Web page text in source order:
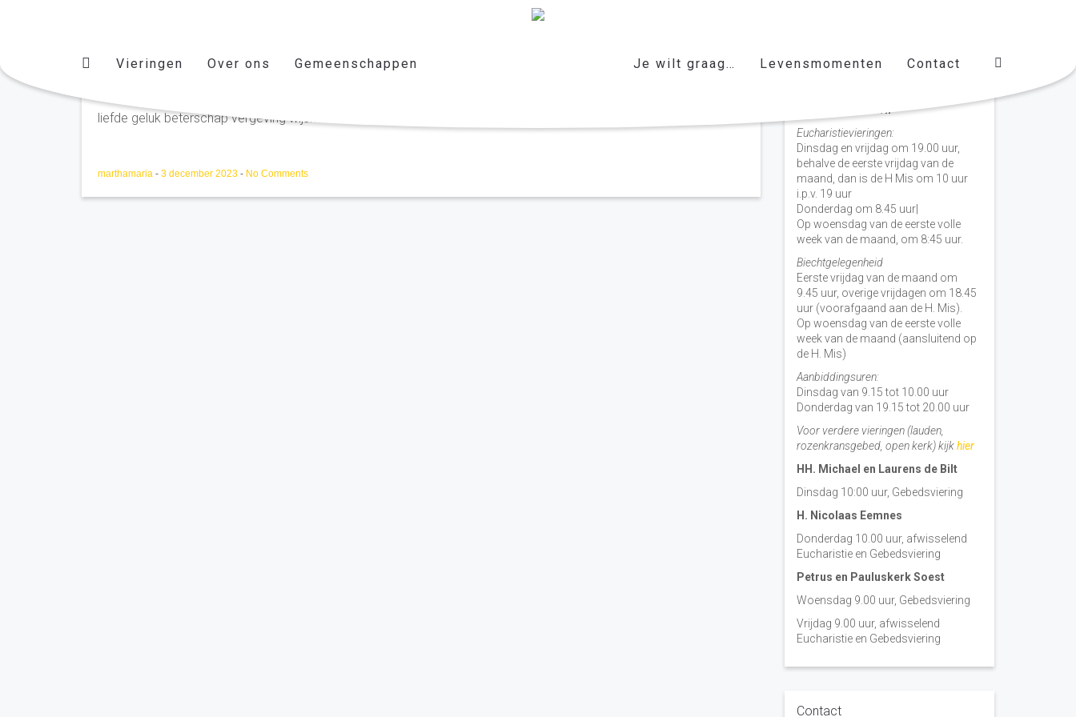
Vieringen Over ons Gemeenschappen Je wilt graag… Levensmomenten Contact
liefde geluk beterschap vergeving wijsheid....vier het leven
marthamaria - 3 december 2023 - No Comments
Vieringen door de week
H. Nicolaas Baarn
Eucharistievieringen:
Dinsdag en vrijdag om 19.00 uur,
behalve de eerste vrijdag van de
maand, dan is de H Mis om 10 uur
i.p.v. 19 uur
Donderdag om 8.45 uur|
Op woensdag van de eerste volle
week van de maand, om 8:45 uur.
Biechtgelegenheid
Eerste vrijdag van de maand om
9.45 uur, overige vrijdagen om 18.45
uur (voorafgaand aan de H. Mis).
Op woensdag van de eerste volle
week van de maand (aansluitend op
de H. Mis)
Aanbiddingsuren:
Dinsdag van 9.15 tot 10.00 uur
Donderdag van 19.15 tot 20.00 uur
Voor verdere vieringen (lauden,
rozenkransgebed, open kerk) kijkhier
HH. Michael en Laurens de Bilt
Dinsdag 10:00 uur, Gebedsviering
H. Nicolaas Eemnes
Donderdag 10.00 uur, afwisselend
Eucharistie en Gebedsviering
Petrus en Pauluskerk Soest
Woensdag 9.00 uur, Gebedsviering
Vrijdag 9.00 uur, afwisselend
Eucharistie en Gebedsviering
Contact